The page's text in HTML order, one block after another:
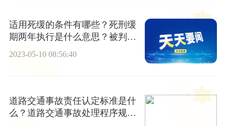
适用死缓的条件有哪些？死刑缓
期两年执行是什么意思？被判处
2023-05-10 08:56:40
道路交通事故责任认定标准是什
么？道路交通事故处理程序规定